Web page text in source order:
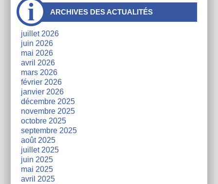
À
côtés
ARCHIVES DES ACTUALITÉS
juillet 2026
juin 2026
mai 2026
avril 2026
mars 2026
février 2026
janvier 2026
décembre 2025
novembre 2025
octobre 2025
septembre 2025
août 2025
juillet 2025
juin 2025
mai 2025
avril 2025